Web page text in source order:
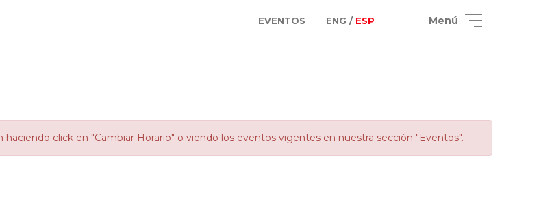
EVENTOS ENG / ESP Menú
click en "Cambiar Horario" o viendo los eventos vigentes en nuestra sección "Eventos".